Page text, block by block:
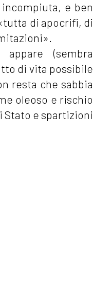
e ben
di apocrifi, di
(sembra
di vita possibile
resta che sabbia
oleoso e rischio
Stato e spartizioni